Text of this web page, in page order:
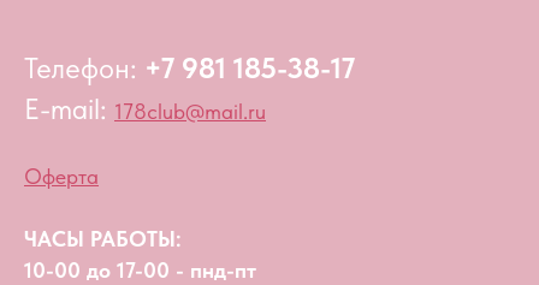
Телефон: +7 981 185-38-17
E-mail: 178club@mail.ru
Оферта
ЧАСЫ РАБОТЫ:
10-00 до 17-00 - пнд-пт